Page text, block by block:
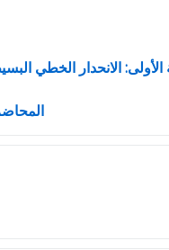
الانحدار الخطي
Fichier